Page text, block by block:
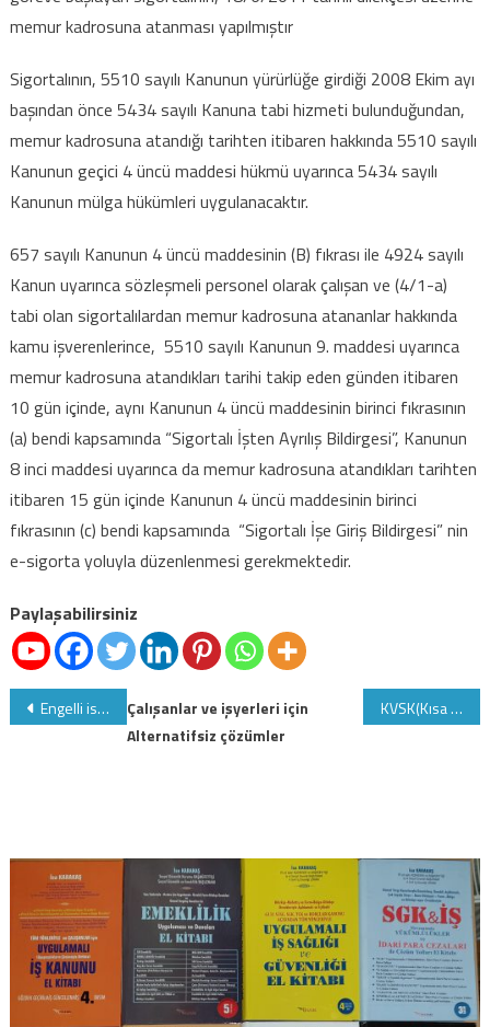
memur kadrosuna atanması yapılmıştır
Sigortalının, 5510 sayılı Kanunun yürürlüğe girdiği 2008 Ekim ayı
başından önce 5434 sayılı Kanuna tabi hizmeti bulunduğundan,
memur kadrosuna atandığı tarihten itibaren hakkında 5510 sayılı
Kanunun geçici 4 üncü maddesi hükmü uyarınca 5434 sayılı
Kanunun mülga hükümleri uygulanacaktır.
657 sayılı Kanunun 4 üncü maddesinin (B) fıkrası ile 4924 sayılı
Kanun uyarınca sözleşmeli personel olarak çalışan ve (4/1-a)
tabi olan sigortalılardan memur kadrosuna atananlar hakkında
kamu işverenlerince, 5510 sayılı Kanunun 9. maddesi uyarınca
memur kadrosuna atandıkları tarihi takip eden günden itibaren
10 gün içinde, aynı Kanunun 4 üncü maddesinin birinci fıkrasının
(a) bendi kapsamında “Sigortalı İşten Ayrılış Bildirgesi”, Kanunun
8 inci maddesi uyarınca da memur kadrosuna atandıkları tarihten
itibaren 15 gün içinde Kanunun 4 üncü maddesinin birinci
fıkrasının (c) bendi kapsamında “Sigortalı İşe Giriş Bildirgesi” nin
e-sigorta yoluyla düzenlenmesi gerekmektedir.
Paylaşabilirsiniz
Yazı
gezinmesi
Engelli istahdamı, en cazip teşvik haline geliyor KVSK(Kısa Vadeli Sigorta Kolları) Tebliği değişti
Çalışanlar ve işyerleri için
Alternatifsiz çözümler